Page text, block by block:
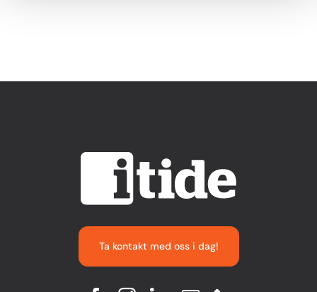
Ta kontakt med oss i dag!